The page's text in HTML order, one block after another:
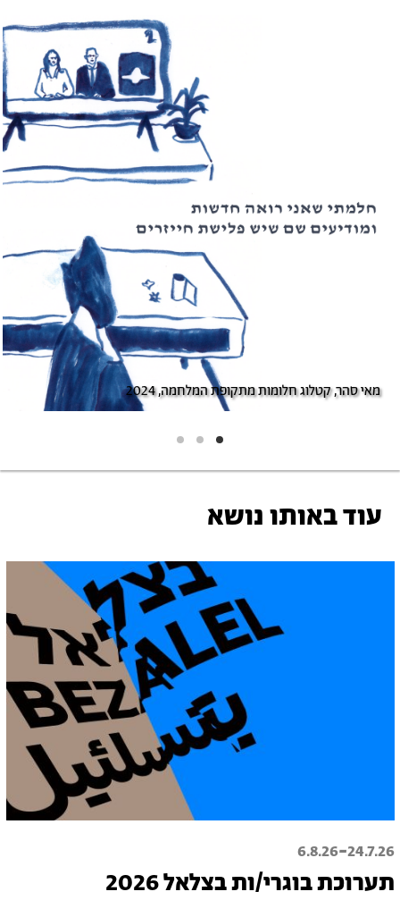
מאי סהר, קטלוג חלומות מתקופת המלחמה, 2024
עוד באותו נושא
24.7.26
-
6.8.26
תערוכת בוגרי/ות בצלאל 2026